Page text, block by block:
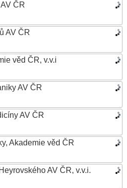
ČR
AV ČR
věd ČR, v.v.i
AV ČR
AV ČR
Akademie věd ČR
AV ČR, v.v.i.